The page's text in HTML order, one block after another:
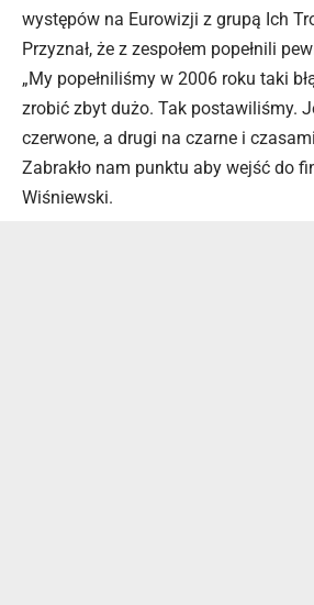
występów na Eurowizji z grupą Ich
Przyznał, że z zespołem popełnili
„My popełniliśmy w 2006 roku taki
zrobić zbyt dużo. Tak postawiliśmy.
czerwone, a drugi na czarne i
Zabrakło nam punktu aby wejść do
Wiśniewski.